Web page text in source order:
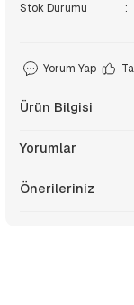
Stok Durumu
Yorum Yap
Ürün Bilgisi
Yorumlar
Önerileriniz